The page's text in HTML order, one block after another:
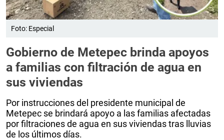
Foto: Especial
Gobierno de Metepec brinda apoyos
a familias con filtración de agua en
sus viviendas
Por instrucciones del presidente municipal de
Metepec se brindará apoyo a las familias afectadas
por filtraciones de agua en sus viviendas tras lluvias
de los últimos días.